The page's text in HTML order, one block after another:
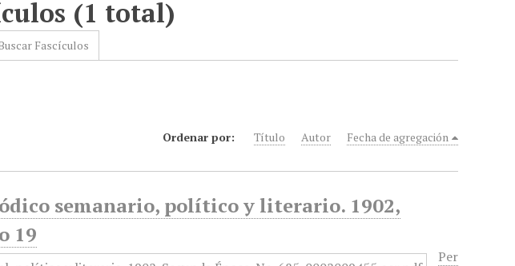
(1 total)
Fascículos
Ordenar por: Título Autor Fecha de agregación
semanario, político y literario. 1902,
19
Per